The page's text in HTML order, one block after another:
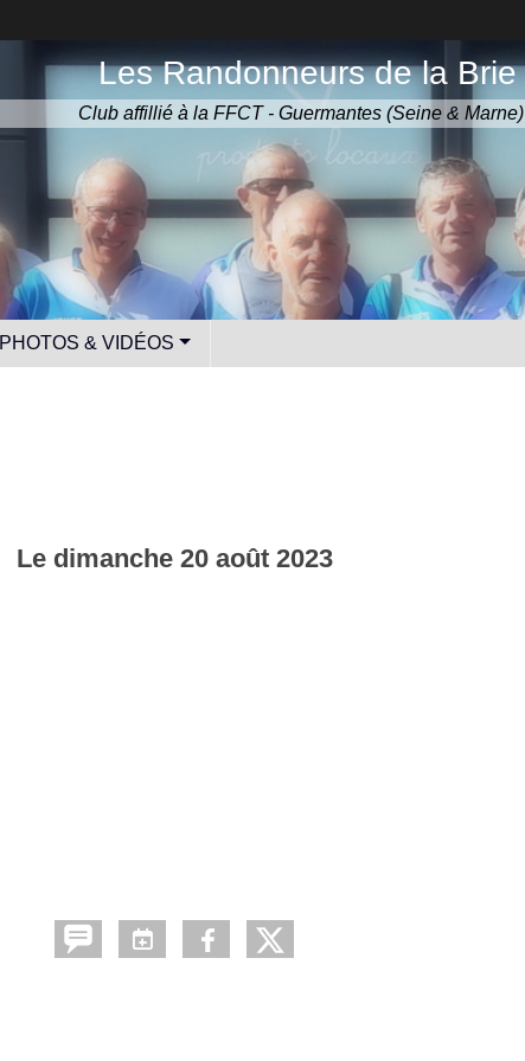
Les Randonneurs de la Brie
Club affillié à la FFCT - Guermantes (Seine & Marne)
PHOTOS & VIDÉOS
Le dimanche 20 août 2023